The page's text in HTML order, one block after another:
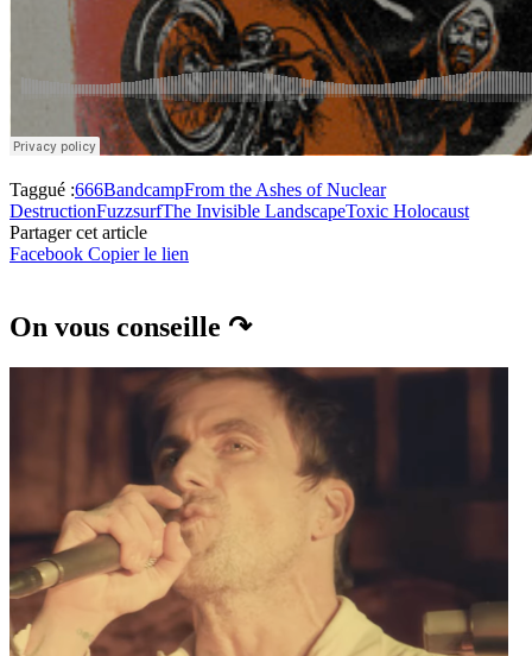
Taggué :666BandcampFrom the Ashes of Nuclear
DestructionFuzzsurfThe Invisible LandscapeToxic Holocaust
Partager cet article
Facebook Copier le lien
On vous conseille ↷